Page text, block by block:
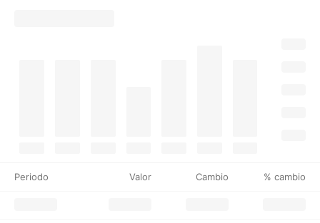
Periodo Valor Cambio % cambio